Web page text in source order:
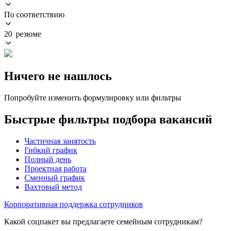
По соответствию
20 резюме
Ничего не нашлось
Попробуйте изменить формулировку или фильтры
Быстрые фильтры подбора вакансий
Частичная занятость
Гибкий график
Полный день
Проектная работа
Сменный график
Вахтовый метод
Корпоративная поддержка сотрудников
Какой соцпакет вы предлагаете семейным сотрудникам?